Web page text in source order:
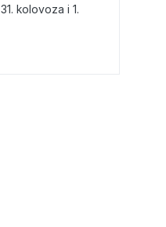
kolovoza i 1.